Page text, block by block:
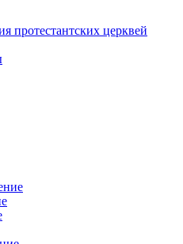
протестантских церквей